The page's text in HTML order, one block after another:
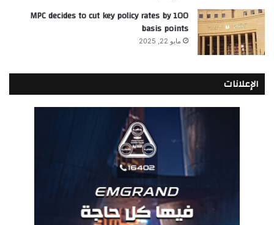
MPC decides to cut key policy rates by 100
basis points
مايو 22, 2025
الإعلانات